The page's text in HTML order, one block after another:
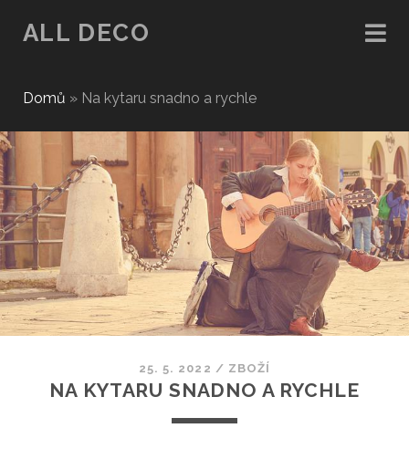
ALL DECO
Domů » Na kytaru snadno a rychle
25. 5. 2022 / ZBOŽÍ
NA KYTARU SNADNO A RYCHLE